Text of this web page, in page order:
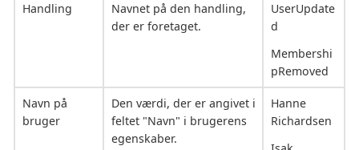
Handling
Navnet på den handling,
der er foretaget.
UserUpdate
d
Membershi
pRemoved
Navn på
bruger
Den værdi, der er angivet i
feltet "Navn" i brugerens
egenskaber.
Hanne
Richardsen